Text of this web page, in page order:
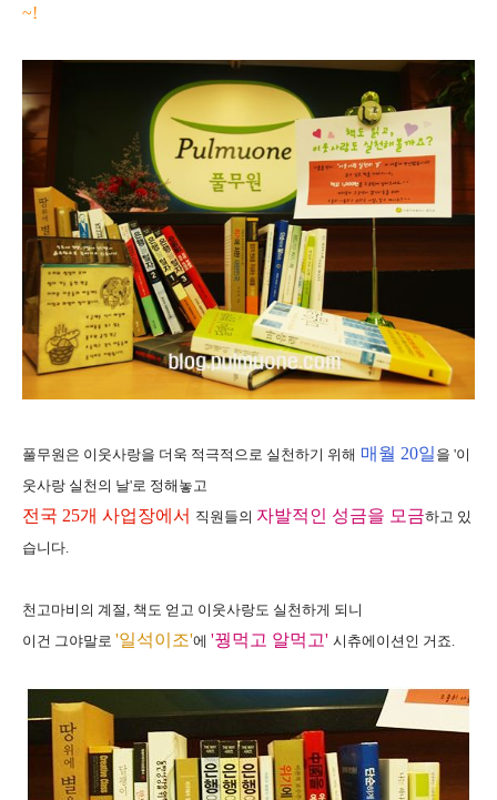
~!
풀무원은 이웃사랑을 더욱 적극적으로 실천하기 위해 매월 20일 을 '이
웃사랑 실천의 날'로 정해놓고
전국 25개 사업장에서 직원들의 자발적인 성금을 모금하고 있
습니다.
천고마비의 계절, 책도 얻고 이웃사랑도 실천하게 되니
이건 그야말로 '일석이조'에 '꿩먹고 알먹고' 시츄에이션인 거죠.